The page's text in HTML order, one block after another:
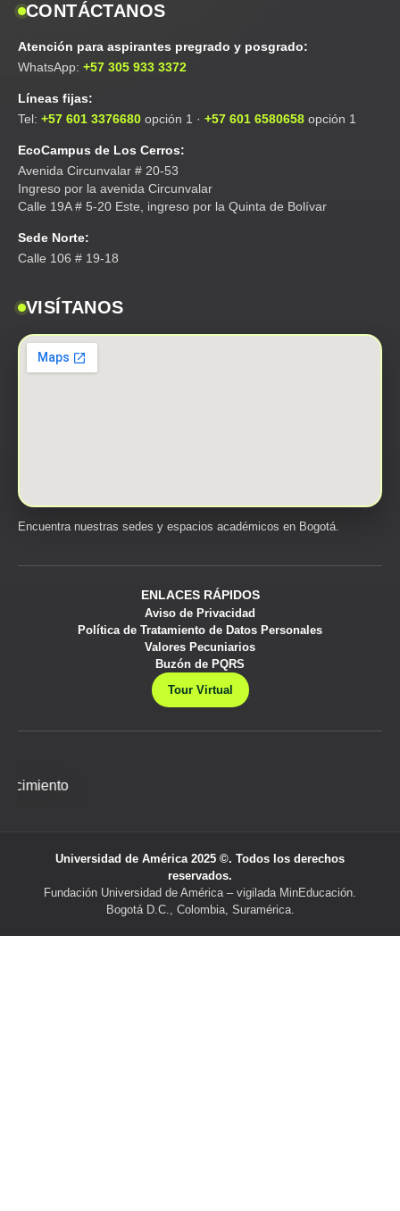
CONTÁCTANOS
Atención para aspirantes pregrado y posgrado:
WhatsApp: +57 305 933 3372
Líneas fijas:
Tel: +57 601 3376680 opción 1 · +57 601 6580658 opción 1
EcoCampus de Los Cerros:
Avenida Circunvalar # 20-53
Ingreso por la avenida Circunvalar
Calle 19A # 5-20 Este, ingreso por la Quinta de Bolívar
Sede Norte:
Calle 106 # 19-18
VISÍTANOS
Encuentra nuestras sedes y espacios académicos en Bogotá.
ENLACES RÁPIDOS
Aviso de Privacidad
Política de Tratamiento de Datos Personales
Valores Pecuniarios
Buzón de PQRS
Tour Virtual
Universidad de América 2025 ©. Todos los derechos
reservados.
Fundación Universidad de América – vigilada MinEducación.
Bogotá D.C., Colombia, Suramérica.